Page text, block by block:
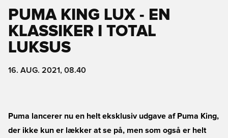
PUMA KING LUX - EN
KLASSIKER I TOTAL
LUKSUS
16. AUG. 2021, 08.40
Puma lancerer nu en helt eksklusiv udgave af Puma King,
der ikke kun er lækker at se på, men som også er helt